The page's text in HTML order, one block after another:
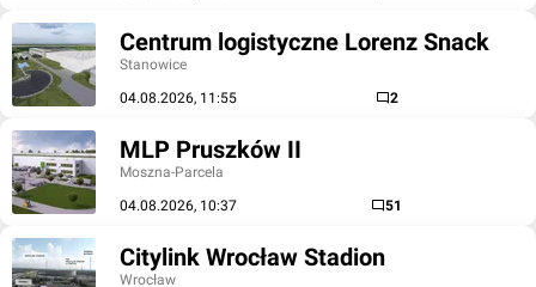
Centrum logistyczne Lorenz Snack
Stanowice
04.08.2026, 11:55
2
MLP Pruszków II
Moszna-Parcela
04.08.2026, 10:37
51
Citylink Wrocław Stadion
Wrocław